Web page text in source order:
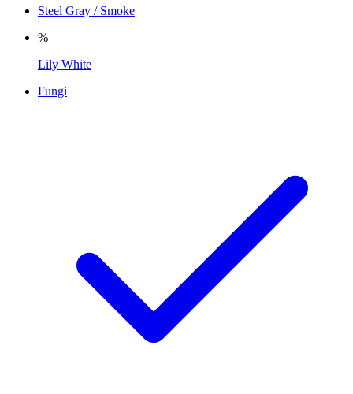
Steel Gray / Smoke
%
Lily White
Fungi